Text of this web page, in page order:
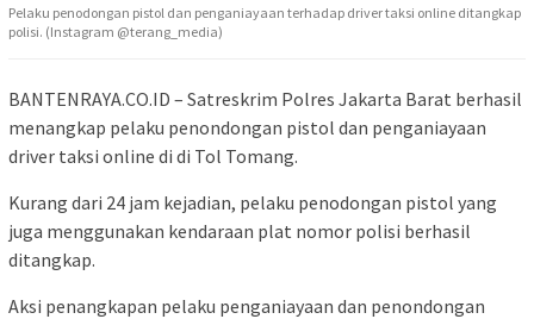
Pelaku penodongan pistol dan penganiayaan terhadap driver taksi online ditangkap
polisi. (Instagram @terang_media)
BANTENRAYA.CO.ID – Satreskrim Polres Jakarta Barat berhasil
menangkap pelaku penondongan pistol dan penganiayaan
driver taksi online di di Tol Tomang.
Kurang dari 24 jam kejadian, pelaku penodongan pistol yang
juga menggunakan kendaraan plat nomor polisi berhasil
ditangkap.
Aksi penangkapan pelaku penganiayaan dan penondongan